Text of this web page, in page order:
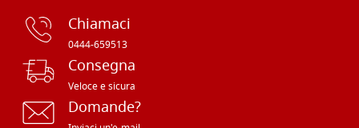
Chiamaci
0444-659513
Consegna
Veloce e sicura
Domande?